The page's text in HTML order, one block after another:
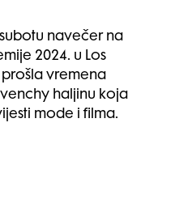
navečer na
2024. u Los
vremena
haljinu koja
mode i filma.